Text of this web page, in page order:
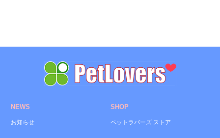
NEWS
お知らせ
SHOP
ペットラバーズ ストア